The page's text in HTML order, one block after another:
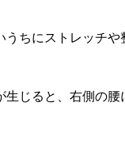
ちにストレッチや
じると、右側の